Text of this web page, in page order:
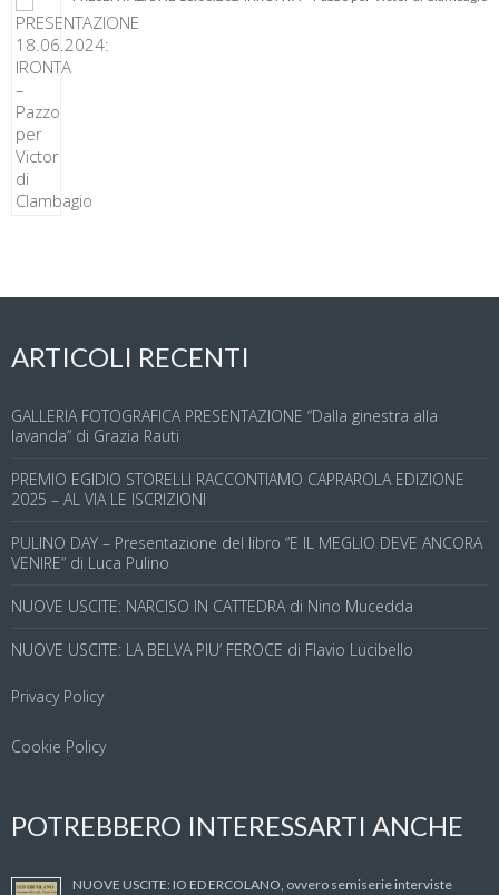
ARTICOLI RECENTI
GALLERIA FOTOGRAFICA PRESENTAZIONE “Dalla ginestra alla
lavanda” di Grazia Rauti
PREMIO EGIDIO STORELLI RACCONTIAMO CAPRAROLA EDIZIONE
2025 – AL VIA LE ISCRIZIONI
PULINO DAY – Presentazione del libro “E IL MEGLIO DEVE ANCORA
VENIRE” di Luca Pulino
NUOVE USCITE: NARCISO IN CATTEDRA di Nino Mucedda
NUOVE USCITE: LA BELVA PIU’ FEROCE di Flavio Lucibello
Privacy Policy
Cookie Policy
POTREBBERO INTERESSARTI ANCHE
NUOVE USCITE: IO ED ERCOLANO, ovvero semiserie interviste